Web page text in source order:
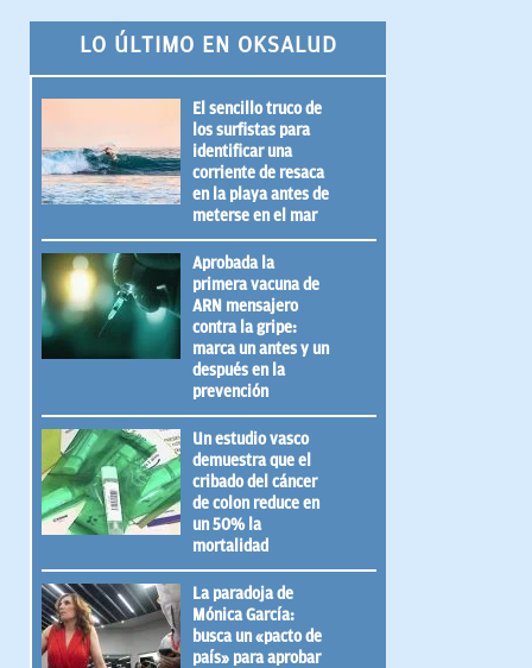
LO ÚLTIMO EN OKSALUD
El sencillo truco de
los surfistas para
identificar una
corriente de resaca
en la playa antes de
meterse en el mar
Aprobada la
primera vacuna de
ARN mensajero
contra la gripe:
marca un antes y un
después en la
prevención
Un estudio vasco
demuestra que el
cribado del cáncer
de colon reduce en
un 50% la
mortalidad
La paradoja de
Mónica García:
busca un «pacto de
país» para aprobar